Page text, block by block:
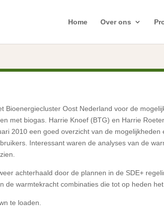
Home Over ons
Bioenergiecluster Oost Nederland voor de
met biogas. Harrie Knoef (BTG) en Harrie
2010 een goed overzicht van de
Interessant waren de analyses van de
achterhaald door de plannen in de SDE+
de warmtekracht combinaties die tot op heden
te loaden.